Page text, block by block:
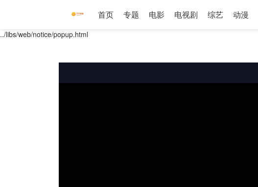
首页 专题 电影 电视剧 综艺 动漫
../libs/web/notice/popup.html